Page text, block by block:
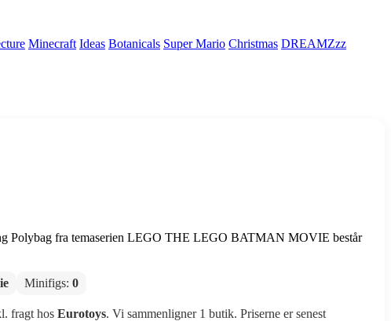
Minecraft Ideas Botanicals Super Mario Christmas DREAMZzz
Polybag fra temaserien LEGO THE LEGO BATMAN MOVIE består
Minifigs: 0
fragt hos Eurotoys. Vi sammenligner 1 butik. Priserne er senest